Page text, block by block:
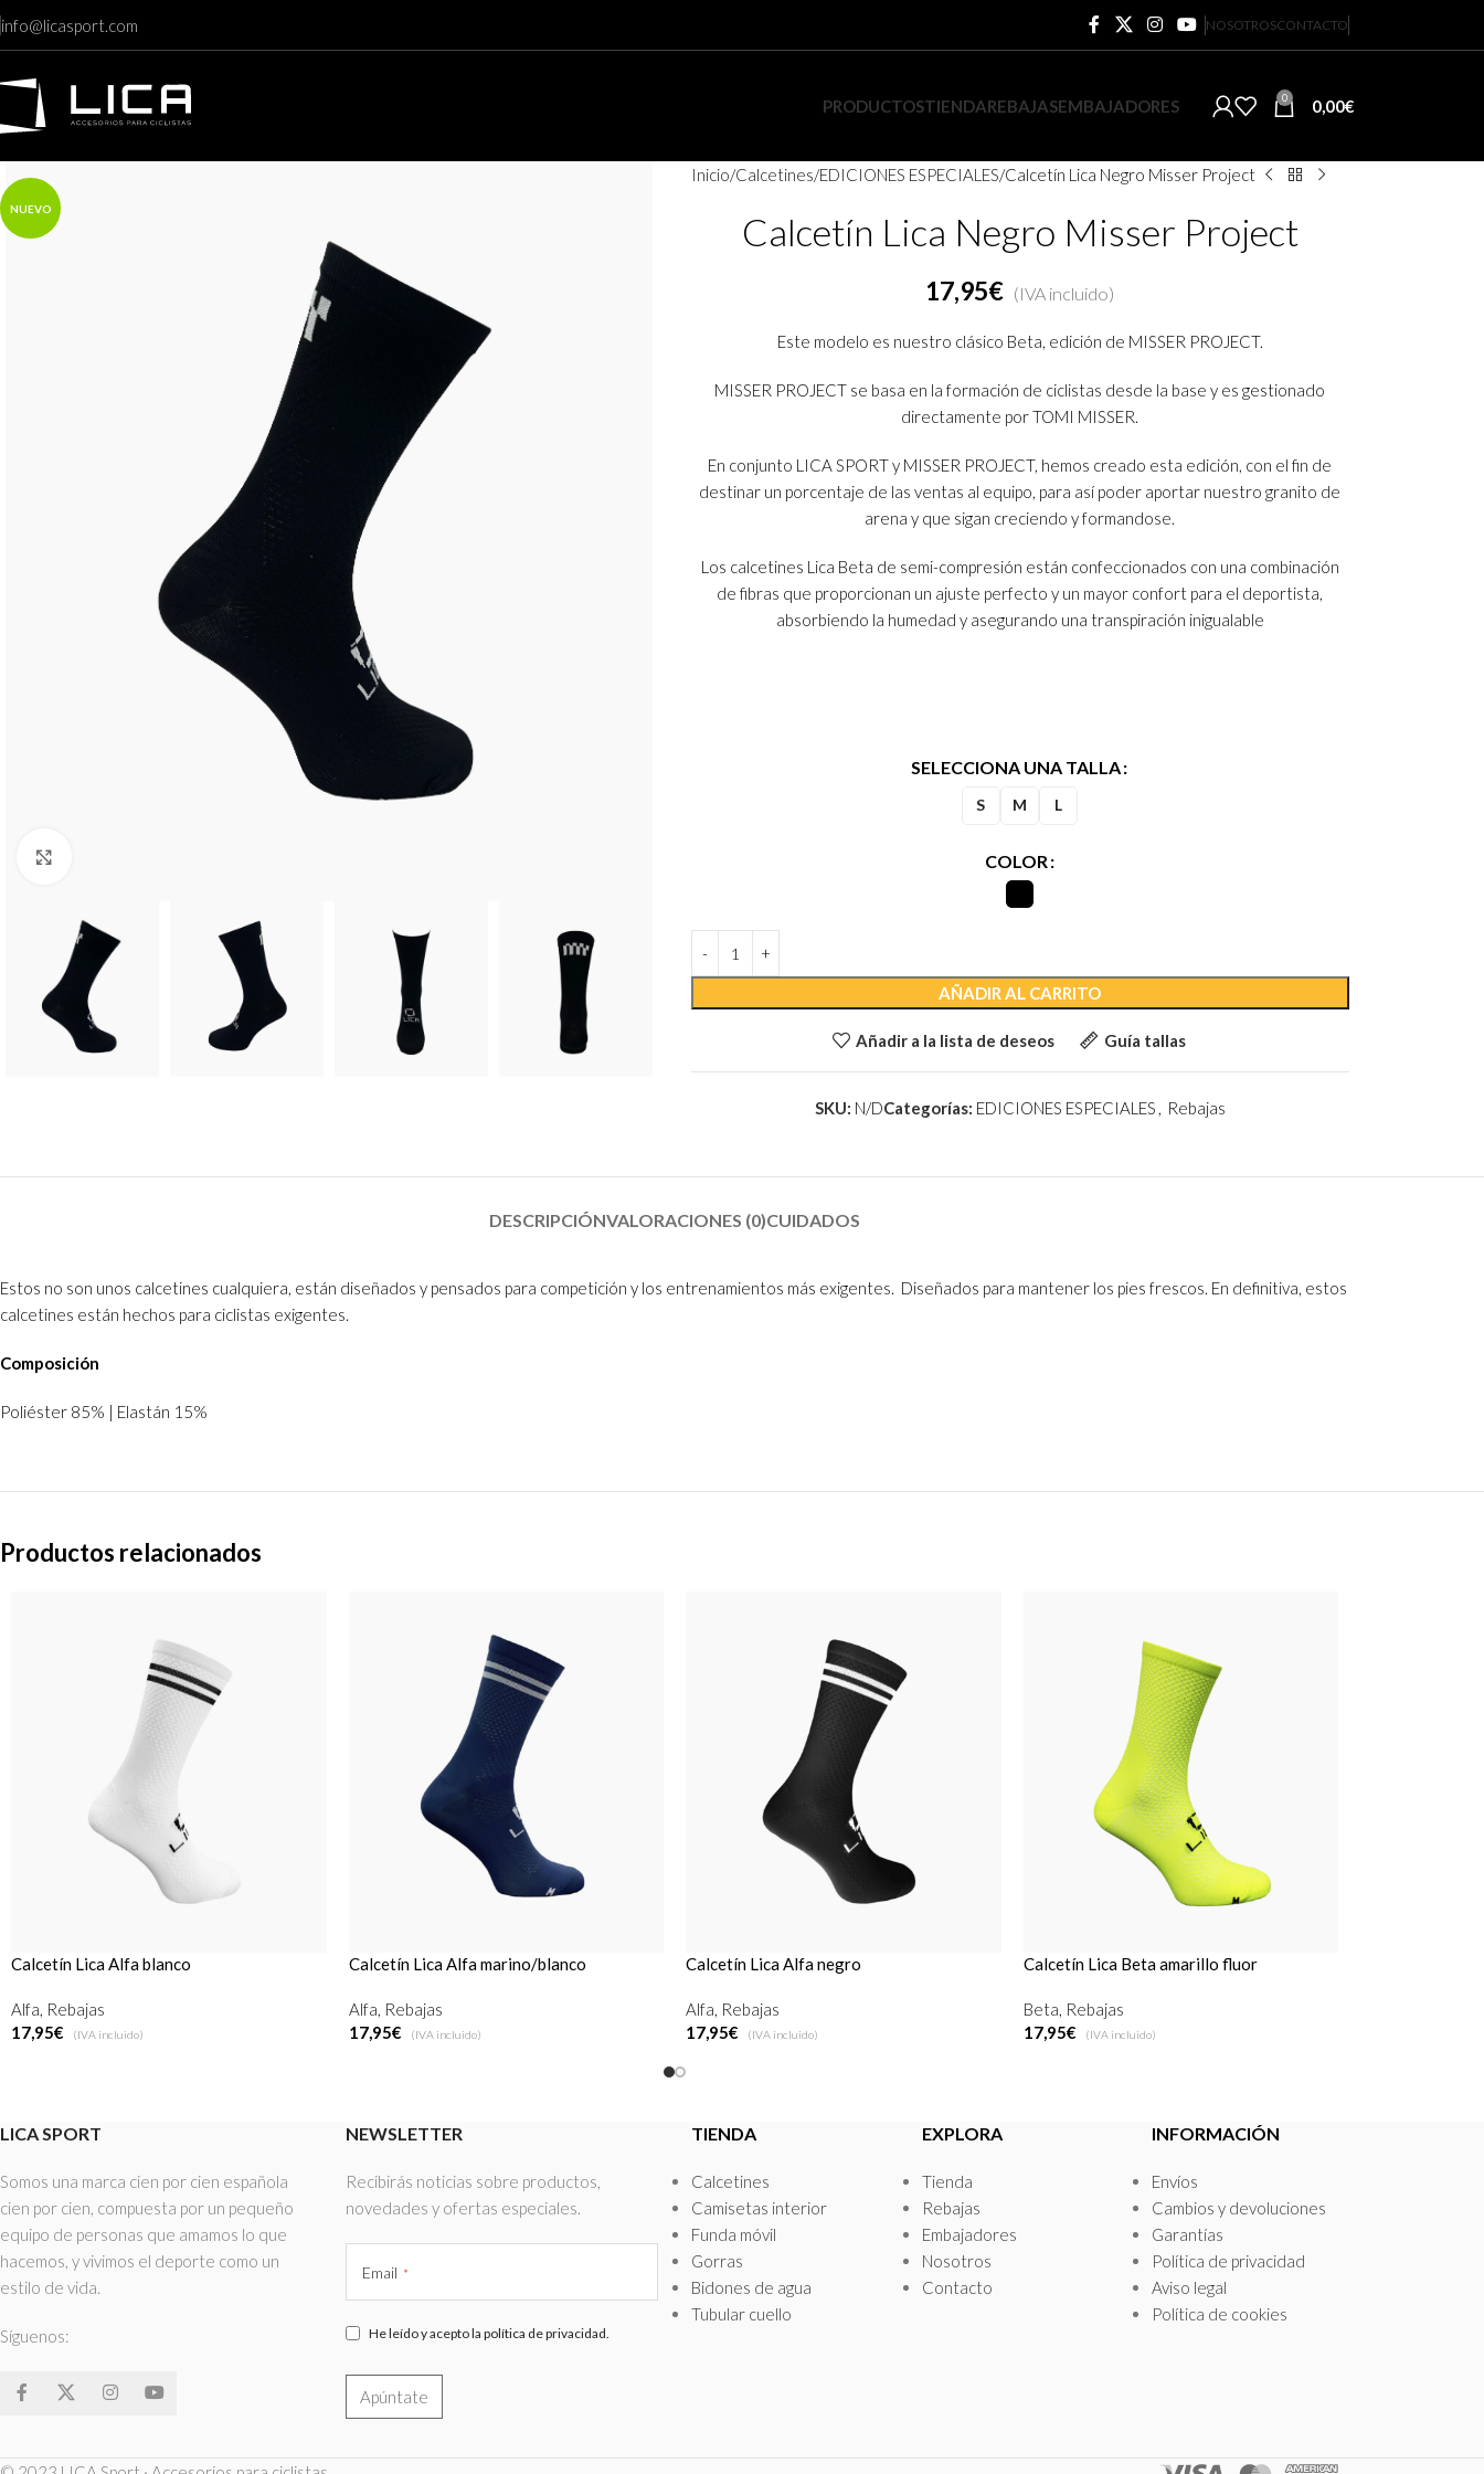
info@licasport.com NOSOTROSCONTACTO
PRODUCTOSTIENDAREBAJASEMBAJADORES 0 0,00€
NUEVO
Inicio Calcetines EDICIONES ESPECIALES Calcetín Lica Negro Misser Project
Calcetín Lica Negro Misser Project
17,95€ (IVA incluido)
Este modelo es nuestro clásico Beta, edición de MISSER PROJECT.
MISSER PROJECT se basa en la formación de ciclistas desde la base y es gestionado
directamente por TOMI MISSER.
En conjunto LICA SPORT y MISSER PROJECT, hemos creado esta edición, con el fin de
destinar un porcentaje de las ventas al equipo, para así poder aportar nuestro granito de
arena y que sigan creciendo y formandose.
Los calcetines Lica Beta de semi-compresión están confeccionados con una combinación
de fibras que proporcionan un ajuste perfecto y un mayor confort para el deportista,
absorbiendo la humedad y asegurando una transpiración inigualable
SELECCIONA UNA TALLA
S M L
COLOR
AÑADIR AL CARRITO
Añadir a la lista de deseos Guía tallas
SKU: N/DCategorías: EDICIONES ESPECIALES , Rebajas
DESCRIPCIÓNVALORACIONES (0)CUIDADOS
Estos no son unos calcetines cualquiera, están diseñados y pensados para competición y los entrenamientos más exigentes. Diseñados para mantener los pies frescos. En definitiva, estos
calcetines están hechos para ciclistas exigentes.
Composición
Poliéster 85% | Elastán 15%
Productos relacionados
Calcetín Lica Alfa blanco
Alfa, Rebajas
17,95€ (IVA incluido)
Calcetín Lica Alfa marino/blanco
Alfa, Rebajas
17,95€ (IVA incluido)
Calcetín Lica Alfa negro
Alfa, Rebajas
17,95€ (IVA incluido)
Calcetín Lica Beta amarillo fluor
Beta, Rebajas
17,95€ (IVA incluido)
LICA SPORT
Somos una marca cien por cien española
cien por cien, compuesta por un pequeño
equipo de personas que amamos lo que
hacemos, y vivimos el deporte como un
estilo de vida.
Síguenos:
NEWSLETTER
Recibirás noticias sobre productos,
novedades y ofertas especiales.
Email *
He leído y acepto la política de privacidad.
Apúntate
TIENDA
Calcetines
Camisetas interior
Funda móvil
Gorras
Bidones de agua
Tubular cuello
EXPLORA
Tienda
Rebajas
Embajadores
Nosotros
Contacto
INFORMACIÓN
Envíos
Cambios y devoluciones
Garantías
Política de privacidad
Aviso legal
Política de cookies